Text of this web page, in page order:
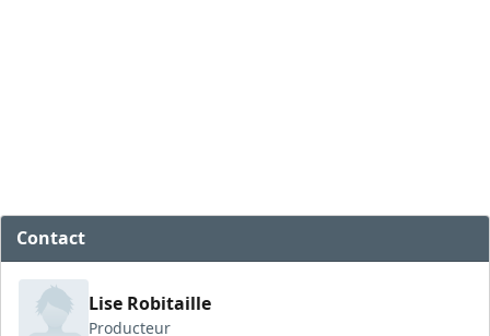
Contact
Lise Robitaille
Producteur